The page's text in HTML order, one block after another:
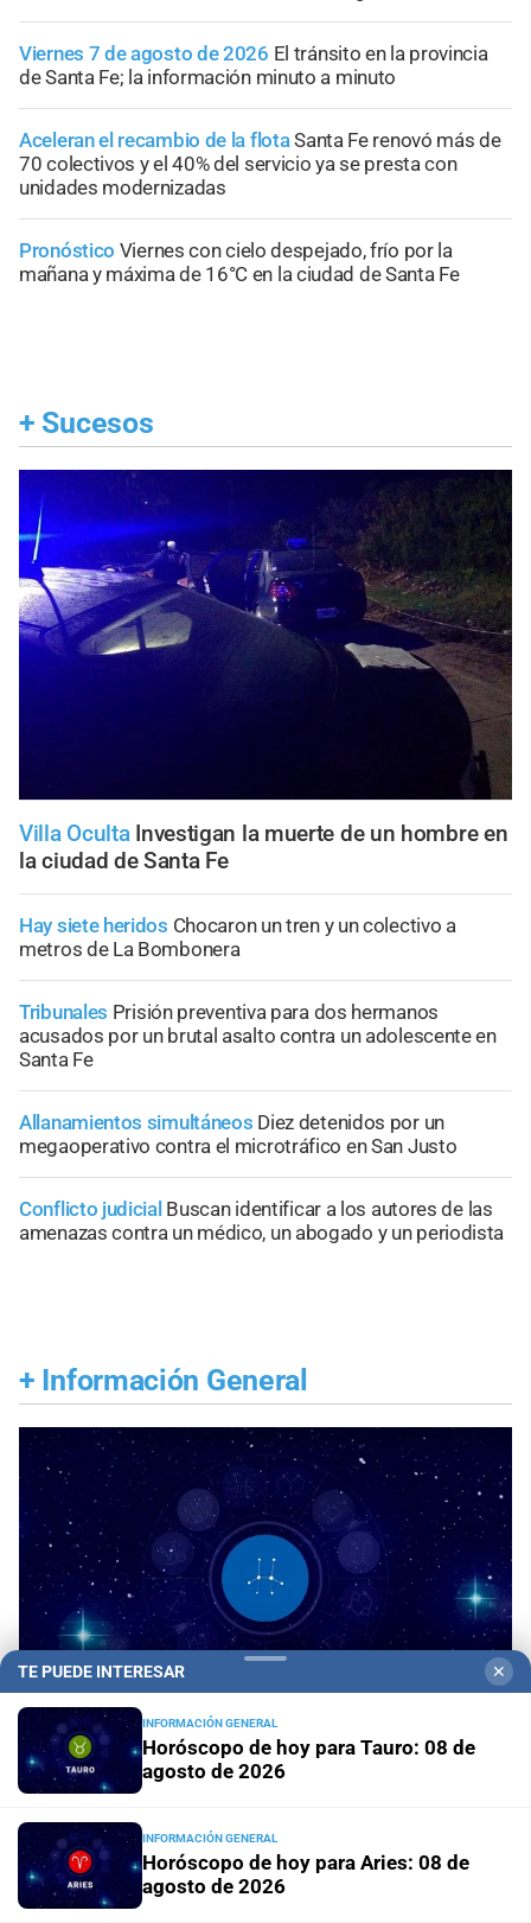
Viernes 7 de agosto de 2026 El tránsito en la provincia
de Santa Fe; la información minuto a minuto
Aceleran el recambio de la flotaSanta Fe renovó más de
70 colectivos y el 40% del servicio ya se presta con
unidades modernizadas
Pronóstico Viernes con cielo despejado, frío por la
mañana y máxima de 16°C en la ciudad de Santa Fe
+ Sucesos
Villa Oculta Investigan la muerte de un hombre en
la ciudad de Santa Fe
Hay siete heridos Chocaron un tren y un colectivo a
metros de La Bombonera
Tribunales Prisión preventiva para dos hermanos
acusados por un brutal asalto contra un adolescente en
Santa Fe
Allanamientos simultáneos Diez detenidos por un
megaoperativo contra el microtráfico en San Justo
Conflicto judicial Buscan identificar a los autores de las
amenazas contra un médico, un abogado y un periodista
+ Información General
Horóscopo del día
08 de agosto de 2026
Horóscopo del díaHoróscopo de hoy para Acuario: 08
de agosto de 2026
TE PUEDE INTERESAR ✕
INFORMACIÓN GENERAL
Horóscopo de hoy para Tauro: 08 de
agosto de 2026
INFORMACIÓN GENERAL
Horóscopo de hoy para Aries: 08 de
agosto de 2026